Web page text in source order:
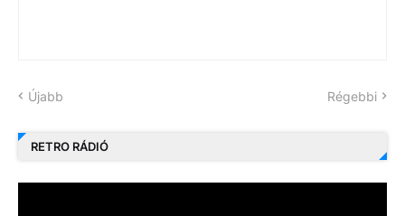
Újabb Régebbi
RETRO RÁDIÓ